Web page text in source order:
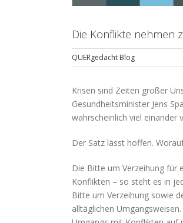
Die Konflikte nehmen
QUERgedacht Blog
Krisen sind Zeiten großer
Gesundheitsminister Jens
wahrscheinlich viel einander
Der Satz lässt hoffen.
Die Bitte um Verzeihung für
Konflikten – so steht es in
Bitte um Verzeihung sowie
alltäglichen